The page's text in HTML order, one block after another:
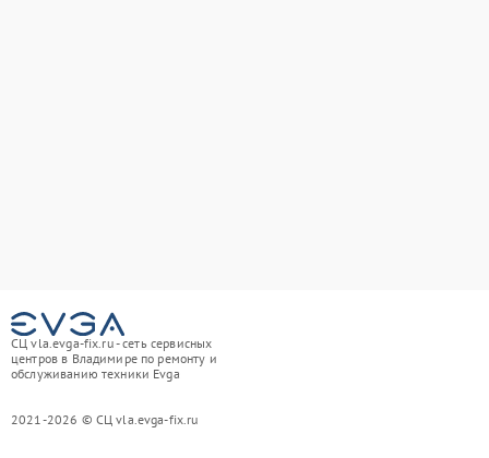
СЦ vla.evga-fix.ru - сеть сервисных
центров в Владимире по ремонту и
обслуживанию техники Evga
2021-2026 © СЦ vla.evga-fix.ru